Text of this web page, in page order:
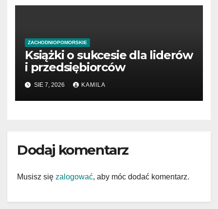
ZACHODNIOPOMORSKIE
Książki o sukcesie dla liderów
i przedsiębiorców
SIE 7, 2026 KAMILA
Dodaj komentarz
Musisz się zalogować, aby móc dodać komentarz.